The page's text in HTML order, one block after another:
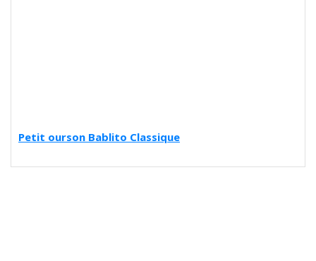
Petit ourson Bablito Classique